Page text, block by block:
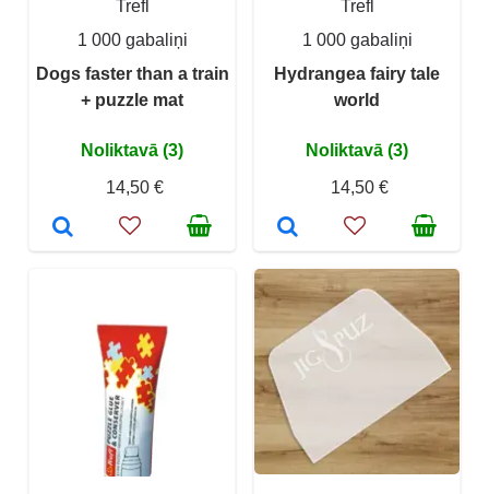
Trefl
1 000 gabaliņi
Dogs faster than a train
+ puzzle mat
Noliktavā (3)
14,50 €
Trefl
1 000 gabaliņi
Hydrangea fairy tale
world
Noliktavā (3)
14,50 €